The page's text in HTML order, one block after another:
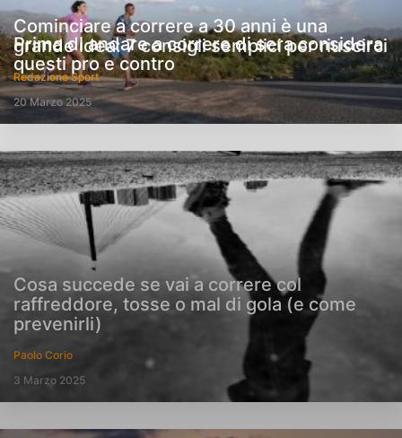
Cominciare a correre a 30 anni è una
grande idea: 7 consigli semplici per riuscirci
Redazione Sport
20 Marzo 2025
Cosa succede se vai a correre col
raffreddore, tosse o mal di gola (e come
prevenirli)
Paolo Corio
3 Marzo 2025
Prima di andare a correre di sera considera
questi pro e contro